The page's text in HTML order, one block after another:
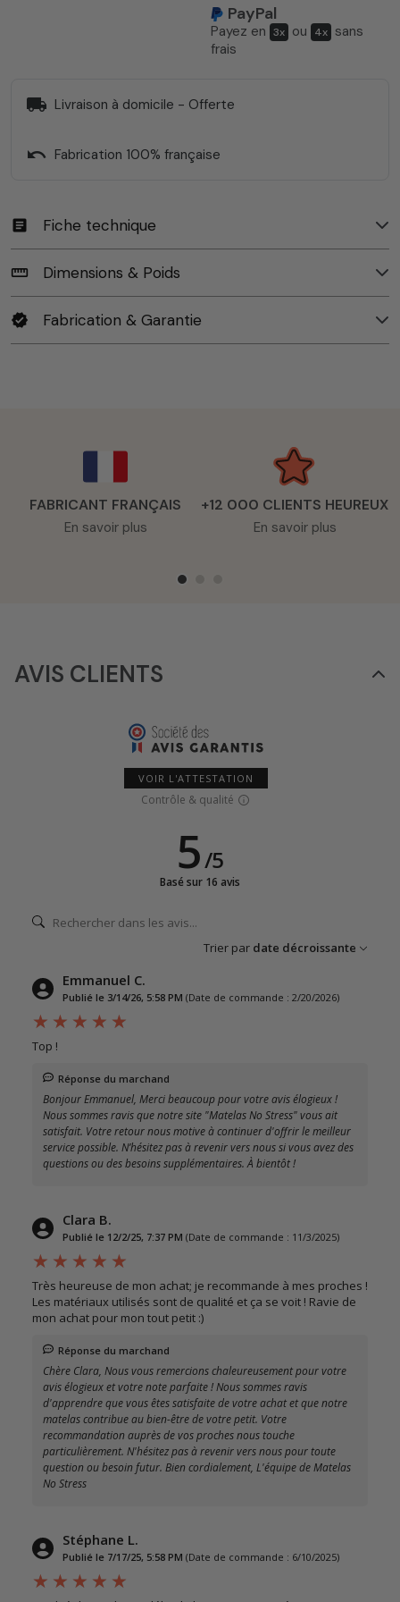
PayPal
Payez en 3x ou 4x sans
frais
local_shipping Livraison à domicile - Offerte
undo Fabrication 100% française
article Fiche technique
straighten Dimensions & Poids
verified Fabrication & Garantie
FABRICANT FRANÇAIS
En savoir plus
+12 000 CLIENTS HEUREUX
En savoir plus
AVIS CLIENTS
VOIR L'ATTESTATION
Contrôle & qualité
5/5
Basé sur 16 avis
Trier par date décroissante
Emmanuel C.
Publié le 3/14/26, 5:58 PM (Date de commande : 2/20/2026)
Top !
Réponse du marchand
Bonjour Emmanuel, Merci beaucoup pour votre avis élogieux !
Nous sommes ravis que notre site "Matelas No Stress" vous ait
satisfait. Votre retour nous motive à continuer d'offrir le meilleur
service possible. N’hésitez pas à revenir vers nous si vous avez des
questions ou des besoins supplémentaires. À bientôt !
Clara B.
Publié le 12/2/25, 7:37 PM (Date de commande : 11/3/2025)
Très heureuse de mon achat; je recommande à mes proches !
Les matériaux utilisés sont de qualité et ça se voit ! Ravie de
mon achat pour mon tout petit :)
Réponse du marchand
Chère Clara, Nous vous remercions chaleureusement pour votre
avis élogieux et votre note parfaite ! Nous sommes ravis
d'apprendre que vous êtes satisfaite de votre achat et que notre
matelas contribue au bien-être de votre petit. Votre
recommandation auprès de vos proches nous touche
particulièrement. N'hésitez pas à revenir vers nous pour toute
question ou besoin futur. Bien cordialement, L'équipe de Matelas
No Stress
Stéphane L.
Publié le 7/17/25, 5:58 PM (Date de commande : 6/10/2025)